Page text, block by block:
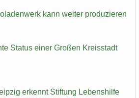
kann wei­ter pro­du­zie­ren
Sta­tus einer Gro­ßen Kreis­stadt
er­kennt Stif­tung Le­bens­hil­fe